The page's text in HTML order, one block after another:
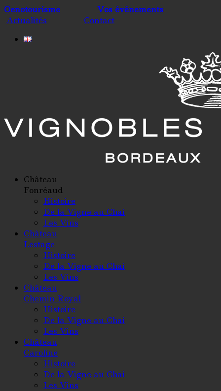
Oenotourisme
Vos événements
Actualités
Contact
Château
Fonréaud
Histoire
De la Vigne au Chai
Les Vins
Château
Lestage
Histoire
De la Vigne au Chai
Les Vins
Château
Chemin Royal
Histoire
De la Vigne au Chai
Les Vins
Château
Caroline
Histoire
De la Vigne au Chai
Les Vins